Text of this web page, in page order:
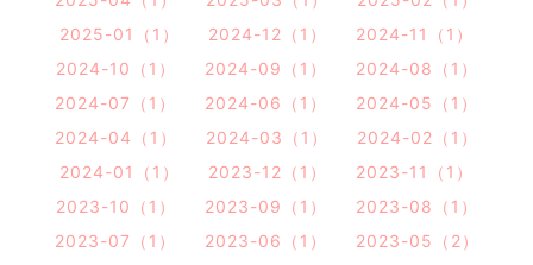
2025-01（1）
2024-12（1）
2024-11（1）
2024-10（1）
2024-09（1）
2024-08（1）
2024-07（1）
2024-06（1）
2024-05（1）
2024-04（1）
2024-03（1）
2024-02（1）
2024-01（1）
2023-12（1）
2023-11（1）
2023-10（1）
2023-09（1）
2023-08（1）
2023-07（1）
2023-06（1）
2023-05（2）